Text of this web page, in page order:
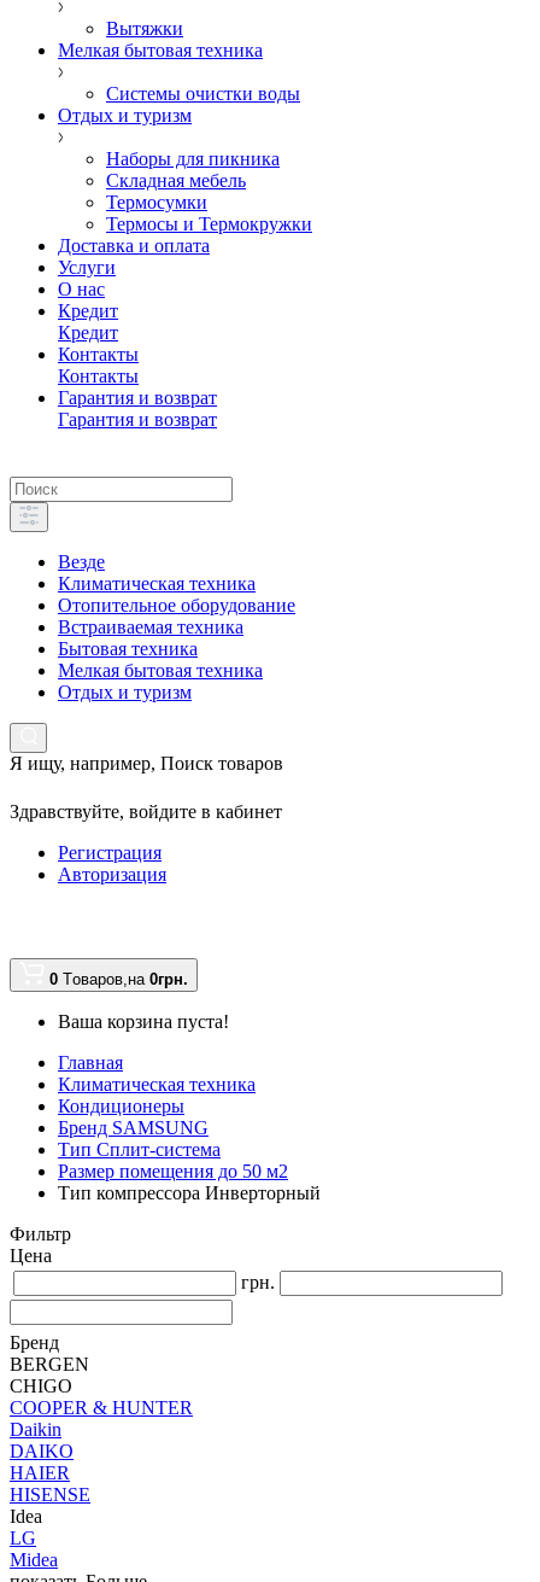
Вытяжки
Мелкая бытовая техника
Системы очистки воды
Отдых и туризм
Наборы для пикника
Складная мебель
Термосумки
Термосы и Термокружки
Доставка и оплата
Услуги
О нас
Кредит
Кредит
Контакты
Контакты
Гарантия и возврат
Гарантия и возврат
Везде
Климатическая техника
Отопительное оборудование
Встраиваемая техника
Бытовая техника
Мелкая бытовая техника
Отдых и туризм
Я ищу, например, Поиск товаров
Здравствуйте, войдите в кабинет
Регистрация
Авторизация
0 Tоваров,на 0грн.
Ваша корзина пуста!
Главная
Климатическая техника
Кондиционеры
Бренд SAMSUNG
Тип Сплит-система
Размер помещения до 50 м2
Тип компрессора Инверторный
Фильтр
Цена
грн.
Бренд
BERGEN
CHIGO
COOPER & HUNTER
Daikin
DAIKO
HAIER
HISENSE
Idea
LG
Midea